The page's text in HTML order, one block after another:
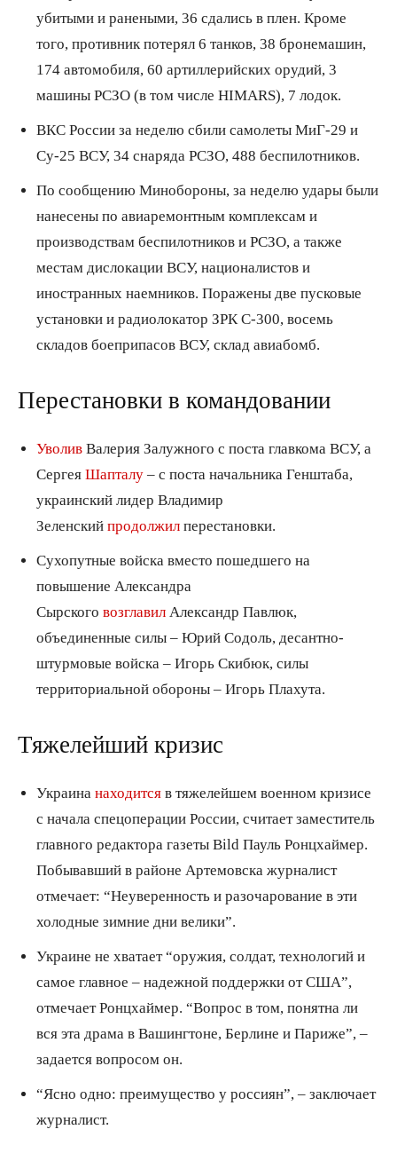
убитыми и ранеными, 36 сдались в плен. Кроме
того, противник потерял 6 танков, 38 бронемашин,
174 автомобиля, 60 артиллерийских орудий, 3
машины РСЗО (в том числе HIMARS), 7 лодок.
ВКС России за неделю сбили самолеты МиГ-29 и
Су-25 ВСУ, 34 снаряда РСЗО, 488 беспилотников.
По сообщению Минобороны, за неделю удары были
нанесены по авиаремонтным комплексам и
производствам беспилотников и РСЗО, а также
местам дислокации ВСУ, националистов и
иностранных наемников. Поражены две пусковые
установки и радиолокатор ЗРК С-300, восемь
складов боеприпасов ВСУ, склад авиабомб.
Перестановки в командовании
Уволив Валерия Залужного с поста главкома ВСУ, а
Сергея Шапталу – с поста начальника Генштаба,
украинский лидер Владимир
Зеленский продолжил перестановки.
Сухопутные войска вместо пошедшего на
повышение Александра
Сырского возглавил Александр Павлюк,
объединенные силы – Юрий Содоль, десантно-
штурмовые войска – Игорь Скибюк, силы
территориальной обороны – Игорь Плахута.
Тяжелейший кризис
Украина находится в тяжелейшем военном кризисе
с начала спецоперации России, считает заместитель
главного редактора газеты Bild Пауль Ронцхаймер.
Побывавший в районе Артемовска журналист
отмечает: “Неуверенность и разочарование в эти
холодные зимние дни велики”.
Украине не хватает “оружия, солдат, технологий и
самое главное – надежной поддержки от США”,
отмечает Ронцхаймер. “Вопрос в том, понятна ли
вся эта драма в Вашингтоне, Берлине и Париже”, –
задается вопросом он.
“Ясно одно: преимущество у россиян”, – заключает
журналист.